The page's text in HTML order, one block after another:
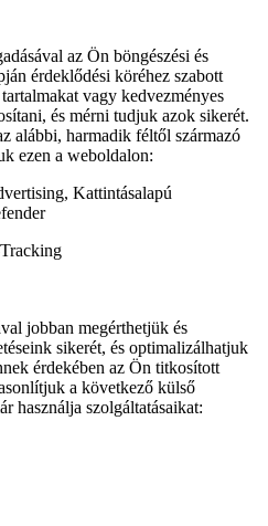
az Ön böngészési és
érdeklődési köréhez szabott
vagy kedvezményes
és mérni tudjuk azok sikerét.
alábbi, harmadik féltől származó
ezen a weboldalon:
Kattintásalapú
jobban megérthetjük és
sikerét, és optimalizálhatjuk
érdekében az Ön titkosított
a következő külső
használja szolgáltatásaikat: